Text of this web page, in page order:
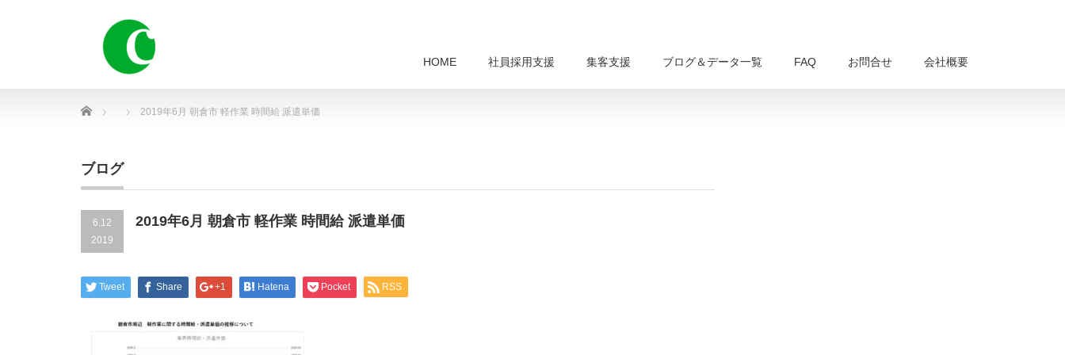
HOME 社員採用支援 集客支援 ブログ＆データ一覧 FAQ お問合せ 会社概要
Home 2019年6月 朝倉市 軽作業 時間給 派遣単価
ブログ
6.12
2019
2019年6月 朝倉市 軽作業 時間給 派遣単価
Tweet Share +1 Hatena Pocket RSS